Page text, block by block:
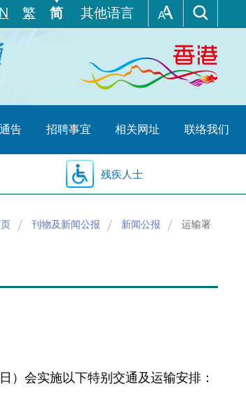
繁 简 其他语言
告 招聘事宜 相关网址 联络我们
残疾人士
刊物及新闻公报 新闻公报 运输署
会实施以下特别交通及运输安排：